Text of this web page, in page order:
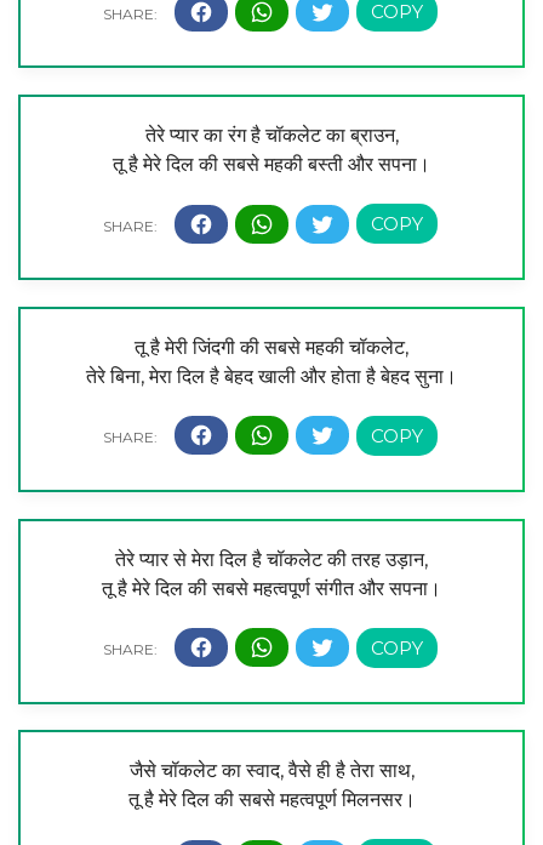
तेरे प्यार का रंग है चॉकलेट का ब्राउन,
तू है मेरे दिल की सबसे महकी बस्ती और सपना।
तू है मेरी जिंदगी की सबसे महकी चॉकलेट,
तेरे बिना, मेरा दिल है बेहद खाली और होता है बेहद सुना।
तेरे प्यार से मेरा दिल है चॉकलेट की तरह उड़ान,
तू है मेरे दिल की सबसे महत्वपूर्ण संगीत और सपना।
जैसे चॉकलेट का स्वाद, वैसे ही है तेरा साथ,
तू है मेरे दिल की सबसे महत्वपूर्ण मिलनसर।